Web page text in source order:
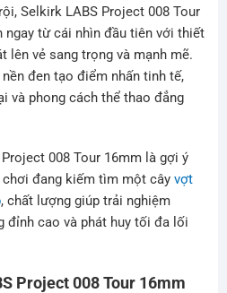
Selkirk LABS Project 008 Tour
ngay từ cái nhìn đầu tiên với thiết
lên vẻ sang trọng và mạnh mẽ.
đen tạo điểm nhấn tinh tế,
và phong cách thể thao đẳng
008 Tour 16mm là gợi ý
đang kiếm tìm một cây vợt
, chất lượng giúp trải nghiệm
đỉnh cao và phát huy tối đa lối
Project 008 Tour 16mm